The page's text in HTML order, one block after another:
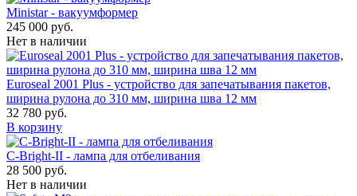
Ministar - вакуумформер
245 000 руб.
Нет в наличии
Euroseal 2001 Plus - устройство для запечатывания пакетов,
ширина рулона до 310 мм, ширина шва 12 мм
32 780 руб.
В корзину
С-Bright-II - лампа для отбеливания
28 500 руб.
Нет в наличии